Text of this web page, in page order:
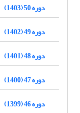
دوره 50 (1403)
دوره 49 (1402)
دوره 48 (1401)
دوره 47 (1400)
دوره 46 (1399)